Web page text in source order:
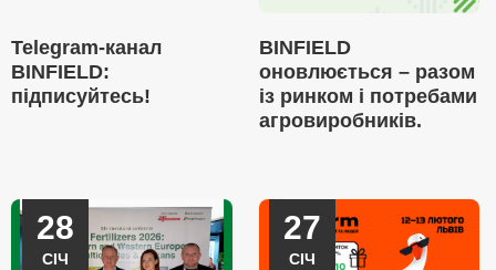
Telegram-канал
BINFIELD:
підписуйтесь!
BINFIELD
оновлюється – разом
із ринком і потребами
агровиробників.
28
СІЧ
27
СІЧ